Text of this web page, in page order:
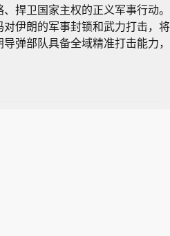
捍卫国家主权的正义军事行动。
伊朗的军事封锁和武力打击，将
弹部队具备全域精准打击能力，